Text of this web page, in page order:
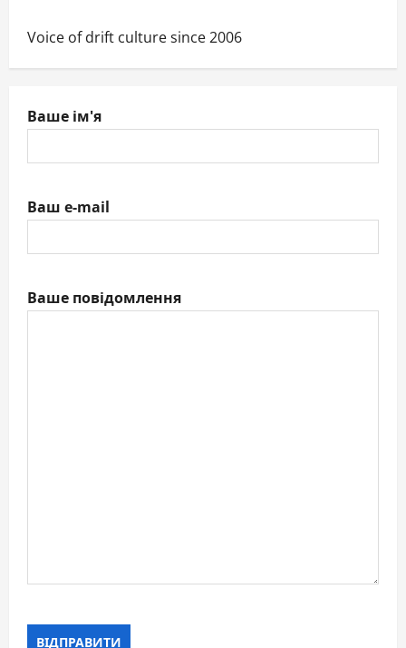
Voice of drift culture since 2006
Ваше ім'я
Ваш e-mail
Ваше повідомлення